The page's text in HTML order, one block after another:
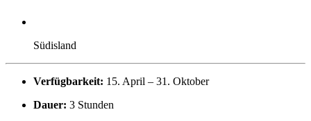
Südisland
Verfügbarkeit: 15. April – 31. Oktober
Dauer: 3 Stunden